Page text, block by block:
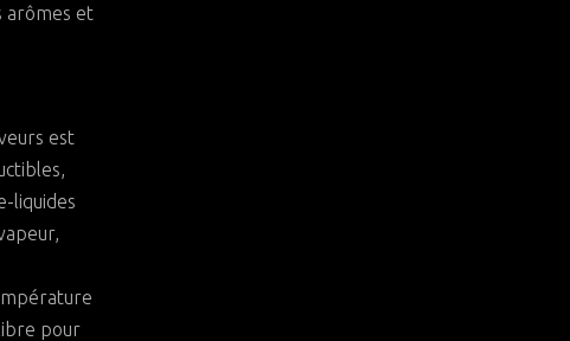
arômes et
est
liquides
pour